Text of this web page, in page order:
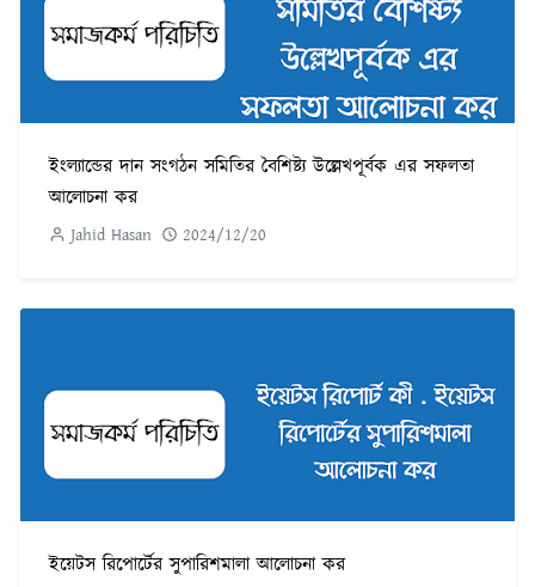
ইংল্যান্ডের দান সংগঠন সমিতির বৈশিষ্ট্য উল্লেখপূর্বক এর সফলতা
আলোচনা কর
Jahid Hasan 2024/12/20
ইয়েটস রিপোর্টের সুপারিশমালা আলোচনা কর